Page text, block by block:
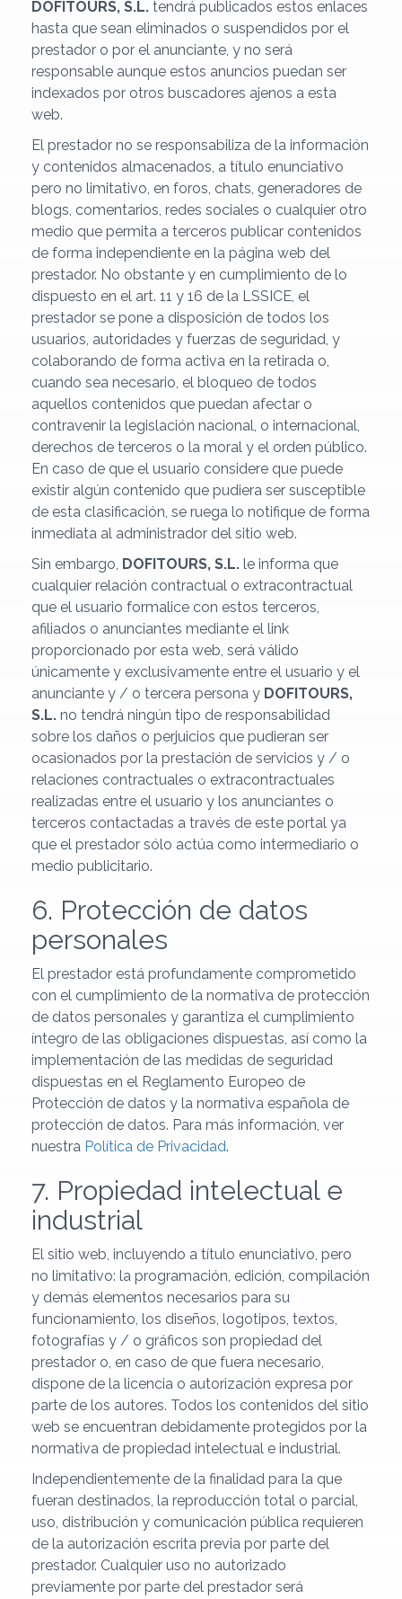
DOFITOURS, S.L. tendrá publicados estos enlaces
hasta que sean eliminados o suspendidos por el
prestador o por el anunciante, y no será
responsable aunque estos anuncios puedan ser
indexados por otros buscadores ajenos a esta
web.
El prestador no se responsabiliza de la información
y contenidos almacenados, a título enunciativo
pero no limitativo, en foros, chats, generadores de
blogs, comentarios, redes sociales o cualquier otro
medio que permita a terceros publicar contenidos
de forma independiente en la página web del
prestador. No obstante y en cumplimiento de lo
dispuesto en el art. 11 y 16 de la LSSICE, el
prestador se pone a disposición de todos los
usuarios, autoridades y fuerzas de seguridad, y
colaborando de forma activa en la retirada o,
cuando sea necesario, el bloqueo de todos
aquellos contenidos que puedan afectar o
contravenir la legislación nacional, o internacional,
derechos de terceros o la moral y el orden público.
En caso de que el usuario considere que puede
existir algún contenido que pudiera ser susceptible
de esta clasificación, se ruega lo notifique de forma
inmediata al administrador del sitio web.
Sin embargo, DOFITOURS, S.L. le informa que
cualquier relación contractual o extracontractual
que el usuario formalice con estos terceros,
afiliados o anunciantes mediante el link
proporcionado por esta web, será válido
únicamente y exclusivamente entre el usuario y el
anunciante y / o tercera persona y DOFITOURS,
S.L. no tendrá ningún tipo de responsabilidad
sobre los daños o perjuicios que pudieran ser
ocasionados por la prestación de servicios y / o
relaciones contractuales o extracontractuales
realizadas entre el usuario y los anunciantes o
terceros contactadas a través de este portal ya
que el prestador sólo actúa como intermediario o
medio publicitario.
6. Protección de datos
personales
El prestador está profundamente comprometido
con el cumplimiento de la normativa de protección
de datos personales y garantiza el cumplimiento
íntegro de las obligaciones dispuestas, así como la
implementación de las medidas de seguridad
dispuestas en el Reglamento Europeo de
Protección de datos y la normativa española de
protección de datos. Para más información, ver
nuestra Política de Privacidad.
7. Propiedad intelectual e
industrial
El sitio web, incluyendo a título enunciativo, pero
no limitativo: la programación, edición, compilación
y demás elementos necesarios para su
funcionamiento, los diseños, logotipos, textos,
fotografías y / o gráficos son propiedad del
prestador o, en caso de que fuera necesario,
dispone de la licencia o autorización expresa por
parte de los autores. Todos los contenidos del sitio
web se encuentran debidamente protegidos por la
normativa de propiedad intelectual e industrial.
Independientemente de la finalidad para la que
fueran destinados, la reproducción total o parcial,
uso, distribución y comunicación pública requieren
de la autorización escrita previa por parte del
prestador. Cualquier uso no autorizado
previamente por parte del prestador será